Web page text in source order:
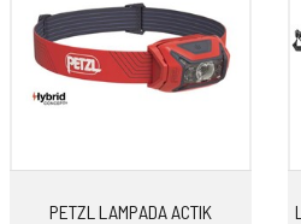
VOLUME: 30 litri
PESO: 1265 grammi
EXTRA: Sistema Variloop removibile
attrezzatura, sia invernale che estiva.
PETZL LAMPADA ACTIK